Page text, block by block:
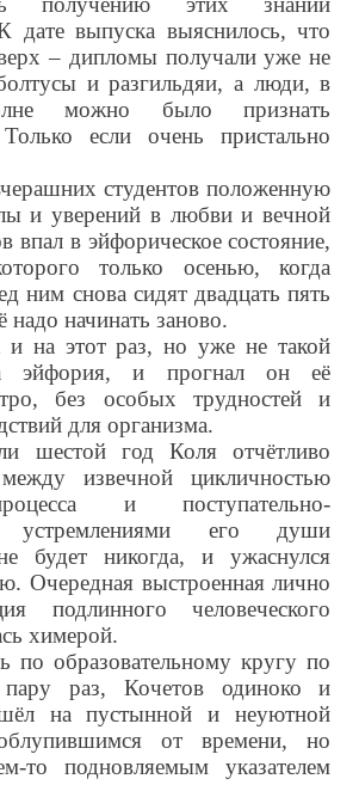
дате выпуска выяснилось, что
– дипломы получали уже не
и разгильдяи, а люди, в
можно было признать
Только если очень пристально
студентов положенную
и уверений в любви и вечной
впал в эйфорическое состояние,
только осенью, когда
ним снова сидят двадцать пять
надо начинать заново.
и на этот раз, но уже не такой
эйфория, и прогнал он её
без особых трудностей и
для организма.
шестой год Коля отчётливо
извечной цикличностью
и поступательно-
устремлениями его души
будет никогда, и ужаснулся
Очередная выстроенная лично
подлинного человеческого
химерой.
по образовательному кругу по
раз, Кочетов одиноко и
на пустынной и неуютной
от времени, но
то подновляемым указателем